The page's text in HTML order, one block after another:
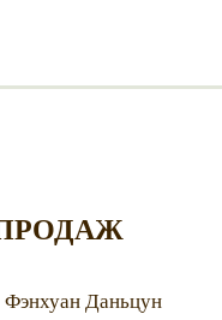
Фэнхуан Даньцун